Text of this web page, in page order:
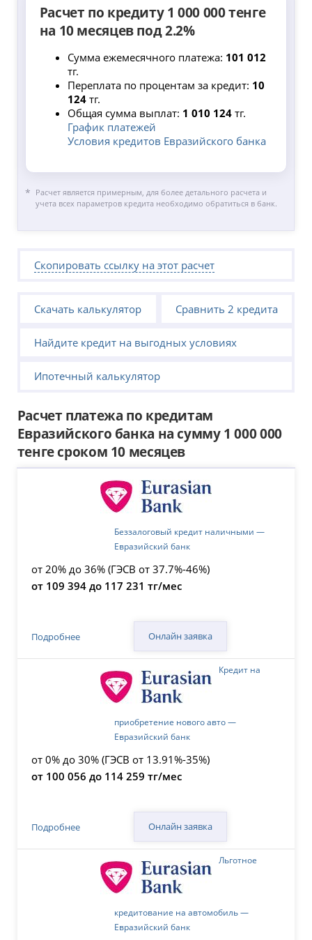
Расчет по кредиту 1 000 000 тенге
на 10 месяцев под 2.2%
Сумма ежемесячного платежа: 101 012
тг.
Переплата по процентам за кредит: 10
124тг.
Общая сумма выплат: 1 010 124тг.
График платежей
Условия кредитов Евразийского банка
Расчет является примерным, для более детального расчета и
учета всех параметров кредита необходимо обратиться в банк.
Скопировать ссылку на этот расчет
Скачать калькулятор Сравнить 2 кредита
Найдите кредит на выгодных условиях
Ипотечный калькулятор
Расчет платежа по кредитам
Евразийского банка на сумму 1 000 000
тенге сроком 10 месяцев
Беззалоговый кредит наличными —
Евразийский банк
от 20% до 36% (ГЭСВ от 37.7%-46%)
от 109 394 до 117 231 тг/мес
Подробнее Онлайн заявка
Кредит на
приобретение нового авто —
Евразийский банк
от 0% до 30% (ГЭСВ от 13.91%-35%)
от 100 056 до 114 259 тг/мес
Подробнее Онлайн заявка
Льготное
кредитование на автомобиль —
Евразийский банк